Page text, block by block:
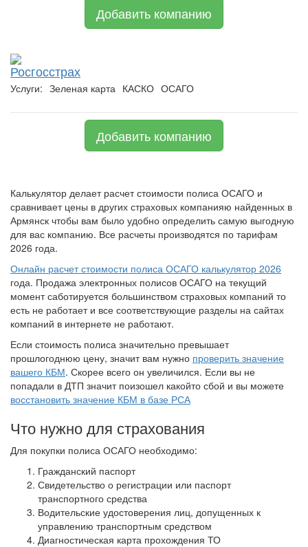
Добавить компанию
Росгосстрах
Услуги: Зеленая карта КАСКО ОСАГО
Добавить компанию
Калькулятор делает расчет стоимости полиса ОСАГО и
сравнивает цены в других страховых компанияю найденных в
Армянск чтобы вам было удобно определить самую выгодную
для вас компанию. Все расчеты производятся по тарифам
2026 года.
Онлайн расчет стоимости полиса ОСАГО калькулятор 2026
года. Продажа электронных полисов ОСАГО на текущий
момент саботируется большинством страховых компаний то
есть не работает и все соответствующие разделы на сайтах
компаний в интернете не работают.
Если стоимость полиса значительно превышает
прошлогоднюю цену, значит вам нужно проверить значение
вашего КБМ. Скорее всего он увеличился. Если вы не
попадали в ДТП значит поизошел какойто сбой и вы можете
восстановить значение КБМ в базе РСА
Что нужно для страхования
Для покупки полиса ОСАГО необходимо:
Гражданский паспорт
Свидетельство о регистрации или паспорт
транспортного средства
Водительские удостоверения лиц, допущенных к
управлению транспортным средством
Диагностическая карта прохождения ТО